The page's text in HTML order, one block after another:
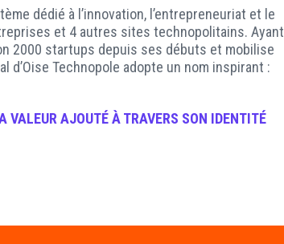
dédié à l’innovation, l’entrepreneuriat et le
et 4 autres sites technopolitains. Ayant
2000 startups depuis ses débuts et mobilise
d’Oise Technopole adopte un nom inspirant :
VALEUR AJOUTÉ À TRAVERS SON IDENTITÉ